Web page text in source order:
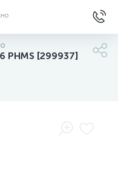
PHMS [299937]